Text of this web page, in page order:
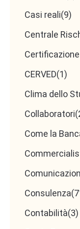
Casi reali(9)
Centrale
CERVED(1)
Clima dello
Collaboratori
Come la
Consulenza
Contabilità(3)